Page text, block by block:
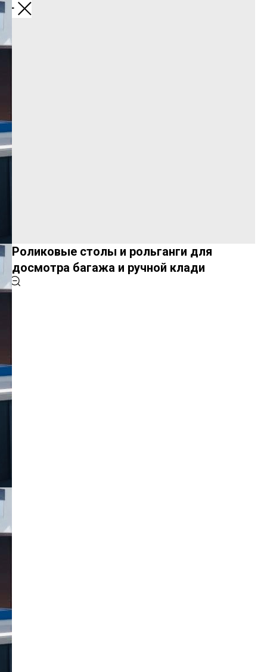
Назад
Роликовые столы и рольганги для
досмотра багажа и ручной клади